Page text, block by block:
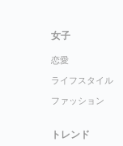
女子
恋愛
ライフスタイル
ファッション
トレンド